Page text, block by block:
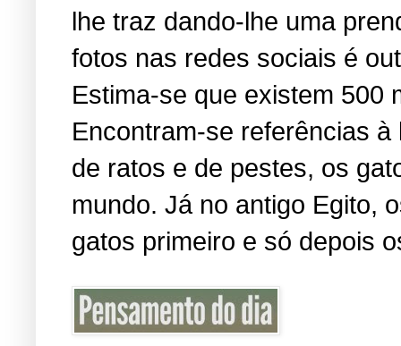
lhe traz dando-lhe uma
fotos nas redes sociais é
Estima-se que existem 500
Encontram-se referências
de ratos e de pestes, os
mundo. Já no antigo Egito,
gatos primeiro e só depois